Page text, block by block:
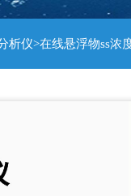
析仪>在线悬浮物ss浓